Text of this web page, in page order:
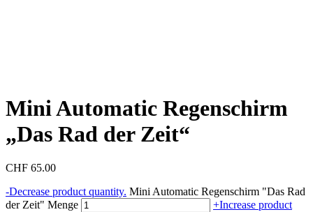
Mini Automatic Regenschirm
„Das Rad der Zeit“
CHF 65.00
-Decrease product quantity. Mini Automatic Regenschirm "Das Rad
der Zeit" Menge
+Increase product